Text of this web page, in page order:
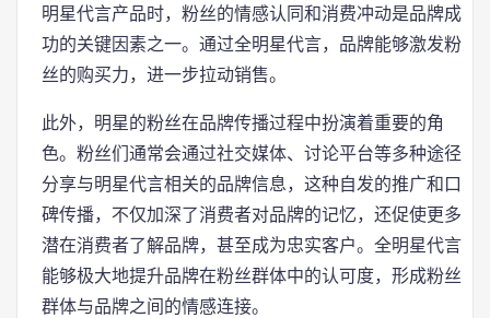
明星代言产品时，粉丝的情感认同和消费冲动是品牌成
功的关键因素之一。通过全明星代言，品牌能够激发粉
丝的购买力，进一步拉动销售。
此外，明星的粉丝在品牌传播过程中扮演着重要的角
色。粉丝们通常会通过社交媒体、讨论平台等多种途径
分享与明星代言相关的品牌信息，这种自发的推广和口
碑传播，不仅加深了消费者对品牌的记忆，还促使更多
潜在消费者了解品牌，甚至成为忠实客户。全明星代言
能够极大地提升品牌在粉丝群体中的认可度，形成粉丝
群体与品牌之间的情感连接。